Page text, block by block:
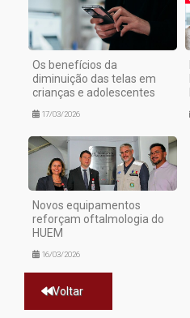
Os benefícios da
diminuição das telas em
crianças e adolescentes
17/03/2026
Novos equipamentos
reforçam oftalmologia do
HUEM
16/03/2026
Voltar